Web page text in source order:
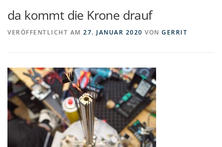
da kommt die Krone drauf
VERÖFFENTLICHT AM 27. JANUAR 2020 VON GERRIT